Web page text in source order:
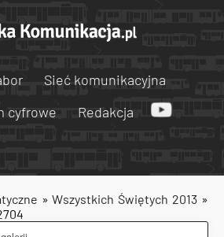
Sieć komunikacyjna
cyfrowe Redakcja
»Wszystkich Świętych 2013 »